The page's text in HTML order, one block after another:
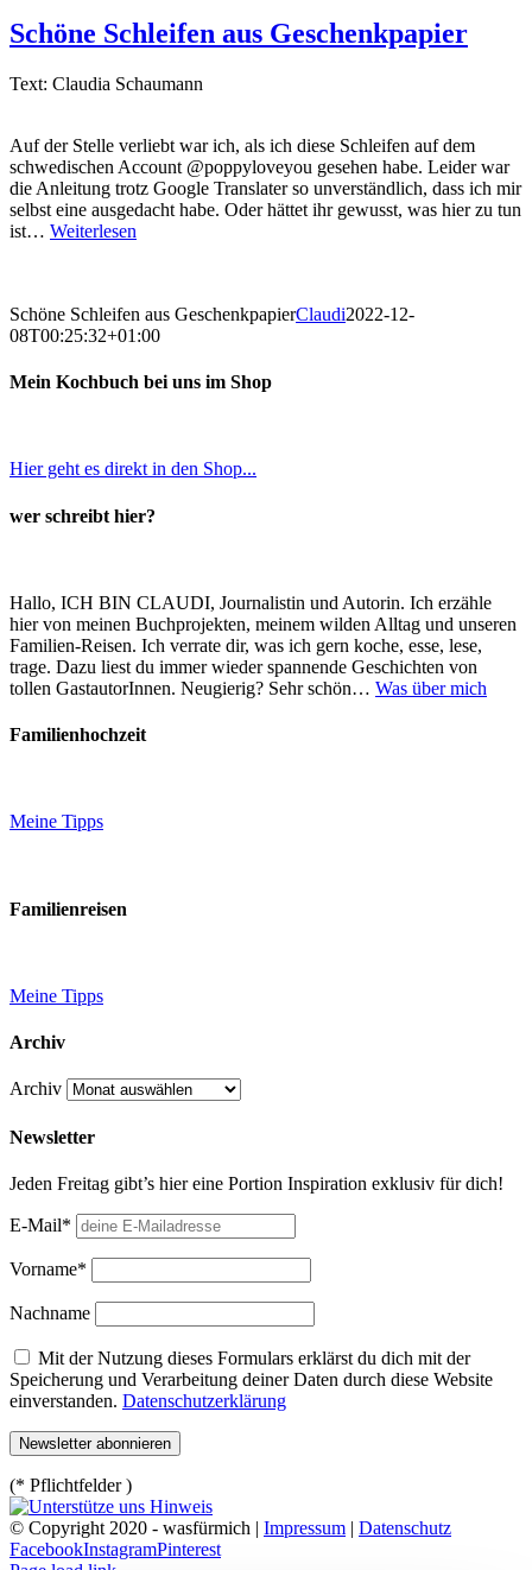
Schöne Schleifen aus Geschenkpapier
Text: Claudia Schaumann
Auf der Stelle verliebt war ich, als ich diese Schleifen auf dem
schwedischen Account @poppyloveyou gesehen habe. Leider war
die Anleitung trotz Google Translater so unverständlich, dass ich mir
selbst eine ausgedacht habe. Oder hättet ihr gewusst, was hier zu tun
ist… Weiterlesen
Schöne Schleifen aus GeschenkpapierClaudi2022-12-
08T00:25:32+01:00
Mein Kochbuch bei uns im Shop
Hier geht es direkt in den Shop...
wer schreibt hier?
Hallo, ICH BIN CLAUDI, Journalistin und Autorin. Ich erzähle
hier von meinen Buchprojekten, meinem wilden Alltag und unseren
Familien-Reisen. Ich verrate dir, was ich gern koche, esse, lese,
trage. Dazu liest du immer wieder spannende Geschichten von
tollen GastautorInnen. Neugierig? Sehr schön… Was über mich
Familienhochzeit
Meine Tipps
Familienreisen
Meine Tipps
Archiv
Archiv
Newsletter
Jeden Freitag gibt’s hier eine Portion Inspiration exklusiv für dich!
E-Mail*
Vorname*
Nachname
Mit der Nutzung dieses Formulars erklärst du dich mit der
Speicherung und Verarbeitung deiner Daten durch diese Website
einverstanden. Datenschutzerklärung
(* Pflichtfelder )
© Copyright 2020 - wasfürmich | Impressum | Datenschutz
FacebookInstagramPinterest